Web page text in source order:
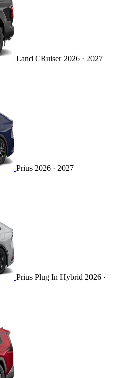
Land CRuiser 2026 · 2027
Prius 2026 · 2027
Prius Plug In Hybrid 2026 ·